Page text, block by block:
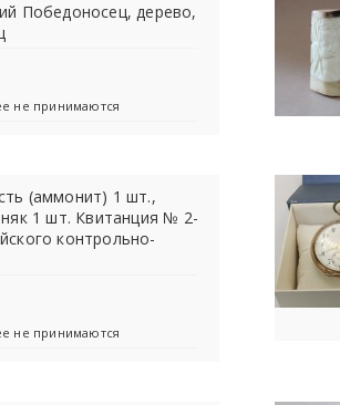
Победоносец, дерево,
не принимаются
(аммонит) 1 шт.,
1 шт. Квитанция № 2-
контрольно-
не принимаются